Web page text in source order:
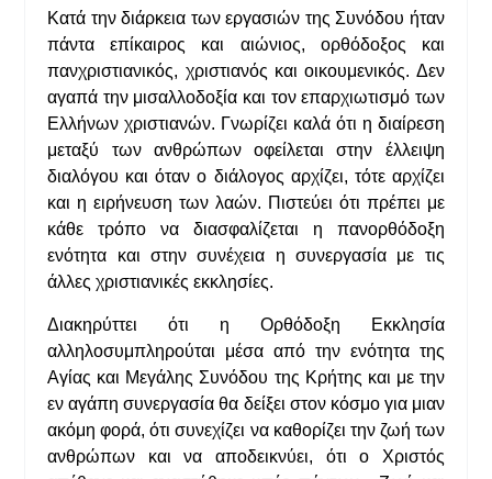
Κατά την διάρκεια των εργασιών της Συνόδου ήταν
πάντα επίκαιρος και αιώνιος, ορθόδοξος και
πανχριστιανικός, χριστιανός και οικουμενικός. Δεν
αγαπά την μισαλλοδοξία και τον επαρχιωτισμό των
Ελλήνων χριστιανών. Γνωρίζει καλά ότι η διαίρεση
μεταξύ των ανθρώπων οφείλεται στην έλλειψη
διαλόγου και όταν ο διάλογος αρχίζει, τότε αρχίζει
και η ειρήνευση των λαών. Πιστεύει ότι πρέπει με
κάθε τρόπο να διασφαλίζεται η πανορθόδοξη
ενότητα και στην συνέχεια η συνεργασία με τις
άλλες χριστιανικές εκκλησίες.
Διακηρύττει ότι η Ορθόδοξη Εκκλησία
αλληλοσυμπληρούται μέσα από την ενότητα της
Αγίας και Μεγάλης Συνόδου της Κρήτης και με την
εν αγάπη συνεργασία θα δείξει στον κόσμο για μιαν
ακόμη φορά, ότι συνεχίζει να καθορίζει την ζωή των
ανθρώπων και να αποδεικνύει, ότι ο Χριστός